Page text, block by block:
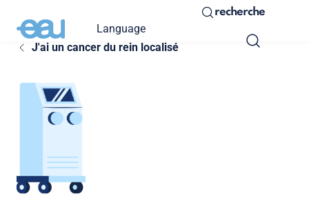
Language
recherche
J'ai un cancer du rein localisé